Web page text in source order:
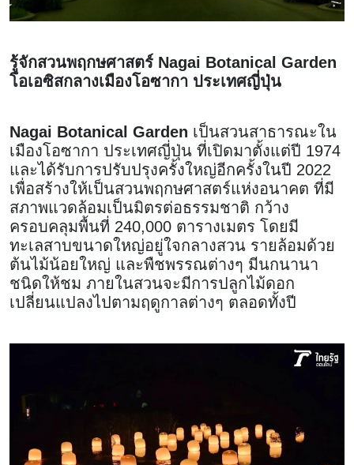
รู้จักสวนพฤกษศาสตร์ Nagai Botanical Garden
โอเอซิสกลางเมืองโอซากา ประเทศญี่ปุ่น
Nagai Botanical Garden เป็นสวนสาธารณะใน
เมืองโอซากา ประเทศญี่ปุ่น ที่เปิดมาตั้งแต่ปี 1974
และได้รับการปรับปรุงครั้งใหญ่อีกครั้งในปี 2022
เพื่อสร้างให้เป็นสวนพฤกษศาสตร์แห่งอนาคต ที่มี
สภาพแวดล้อมเป็นมิตรต่อธรรมชาติ กว้าง
ครอบคลุมพื้นที่ 240,000 ตารางเมตร โดยมี
ทะเลสาบขนาดใหญ่อยู่ใจกลางสวน รายล้อมด้วย
ต้นไม้น้อยใหญ่ และพืชพรรณต่างๆ มีนกนานา
ชนิดให้ชม ภายในสวนจะมีการปลูกไม้ดอก
เปลี่ยนแปลงไปตามฤดูกาลต่างๆ ตลอดทั้งปี